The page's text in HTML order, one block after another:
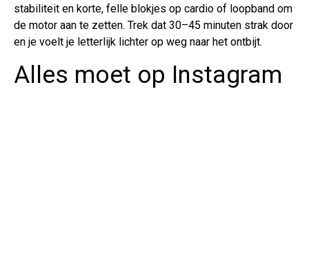
stabiliteit en korte, felle blokjes op cardio of loopband om
de motor aan te zetten. Trek dat 30–45 minuten strak door
en je voelt je letterlijk lichter op weg naar het ontbijt.
Alles moet op Instagram